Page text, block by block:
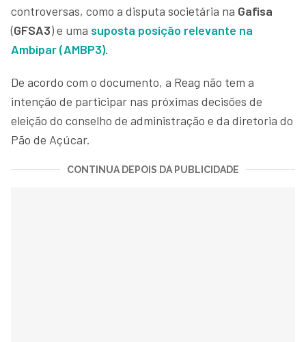
controversas, como a disputa societária na Gafisa
(GFSA3) e uma suposta posição relevante na
Ambipar (AMBP3).
De acordo com o documento, a Reag não tem a
intenção de participar nas próximas decisões de
eleição do conselho de administração e da diretoria do
Pão de Açúcar.
CONTINUA DEPOIS DA PUBLICIDADE